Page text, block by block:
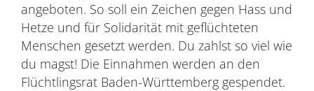
angeboten. So soll ein Zeichen gegen Hass und
Hetze und für Solidarität mit geflüchteten
Menschen gesetzt werden. Du zahlst so viel wie
du magst! Die Einnahmen werden an den
Flüchtlingsrat Baden-Württemberg gespendet.